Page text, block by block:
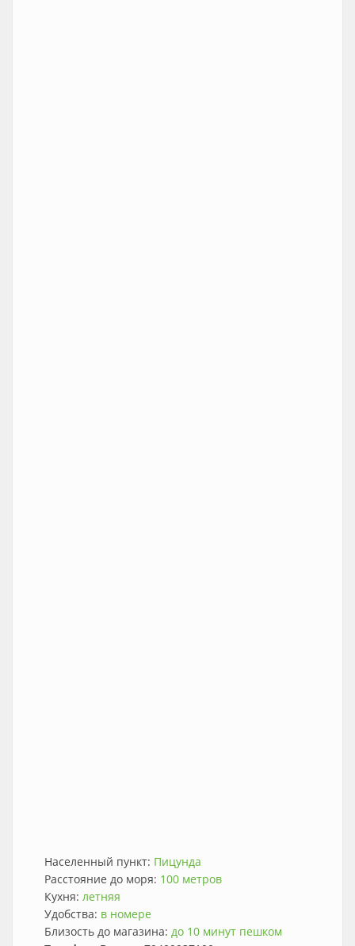
Населенный пункт: Пицунда
Расстояние до моря: 100 метров
Кухня: летняя
Удобства: в номере
Близость до магазина: до 10 минут пешком